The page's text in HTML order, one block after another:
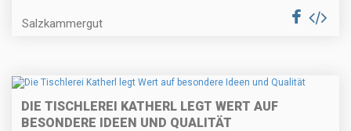
Salzkammergut
DIE TISCHLEREI KATHERL LEGT WERT AUF
BESONDERE IDEEN UND QUALITÄT